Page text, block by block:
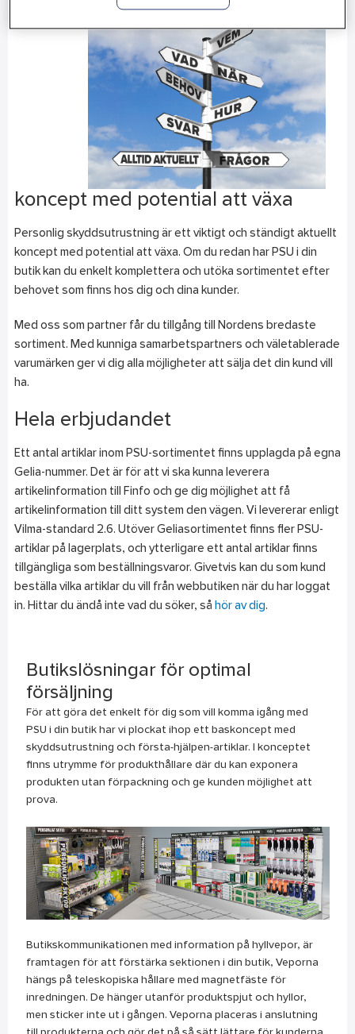
koncept med potential att växa
Personlig skyddsutrustning är ett viktigt och ständigt aktuellt
koncept med potential att växa. Om du redan har PSU i din
butik kan du enkelt komplettera och utöka sortimentet efter
behovet som finns hos dig och dina kunder.
Med oss som partner får du tillgång till Nordens bredaste
sortiment. Med kunniga samarbetspartners och väletablerade
varumärken ger vi dig alla möjligheter att sälja det din kund vill
ha.
Hela erbjudandet
Ett antal artiklar inom PSU-sortimentet finns upplagda på egna
Gelia-nummer. Det är för att vi ska kunna leverera
artikelinformation till Finfo och ge dig möjlighet att få
artikelinformation till ditt system den vägen. Vi levererar enligt
Vilma-standard 2.6. Utöver Geliasortimentet finns fler PSU-
artiklar på lagerplats, och ytterligare ett antal artiklar finns
tillgängliga som beställningsvaror. Givetvis kan du som kund
beställa vilka artiklar du vill från webbutiken när du har loggat
in. Hittar du ändå inte vad du söker, så hör av dig.
Butikslösningar för optimal
försäljning
För att göra det enkelt för dig som vill komma igång med
PSU i din butik har vi plockat ihop ett baskoncept med
skyddsutrustning och första-hjälpen-artiklar. I konceptet
finns utrymme för produkthållare där du kan exponera
produkten utan förpackning och ge kunden möjlighet att
prova.
Butikskommunikationen med information på hyllvepor, är
framtagen för att förstärka sektionen i din butik, Veporna
hängs på teleskopiska hållare med magnetfäste för
inredningen. De hänger utanför produktspjut och hyllor,
men sticker inte ut i gången. Veporna placeras i anslutning